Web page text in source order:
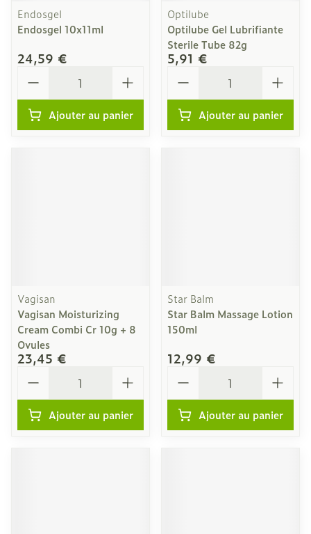
Endosgel
Endosgel 10x11ml
24,59 €
Ajouter au panier
Optilube
Optilube Gel Lubrifiante
Sterile Tube 82g
5,91 €
Ajouter au panier
Vagisan
Vagisan Moisturizing
Cream Combi Cr 10g + 8
Ovules
23,45 €
Ajouter au panier
Star Balm
Star Balm Massage Lotion
150ml
12,99 €
Ajouter au panier